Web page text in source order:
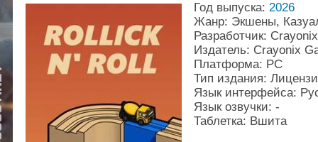
Год выпуска: 2026
Жанр: Экшены,
Разработчик:
Издатель: Crayonix
Платформа: PC
Тип издания:
Язык интерфейса:
Язык озвучки: -
Таблетка: Вшита